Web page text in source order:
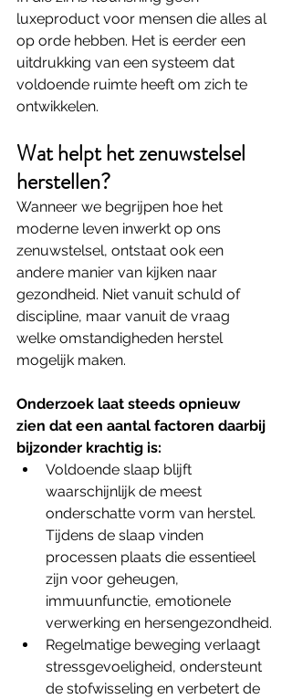
luxeproduct voor mensen die alles al
op orde hebben. Het is eerder een
uitdrukking van een systeem dat
voldoende ruimte heeft om zich te
ontwikkelen.
Wat helpt het zenuwstelsel
herstellen?
Wanneer we begrijpen hoe het
moderne leven inwerkt op ons
zenuwstelsel, ontstaat ook een
andere manier van kijken naar
gezondheid. Niet vanuit schuld of
discipline, maar vanuit de vraag
welke omstandigheden herstel
mogelijk maken.
Onderzoek laat steeds opnieuw
zien dat een aantal factoren daarbij
bijzonder krachtig is:
Voldoende slaap blijft
waarschijnlijk de meest
onderschatte vorm van herstel.
Tijdens de slaap vinden
processen plaats die essentieel
zijn voor geheugen,
immuunfunctie, emotionele
verwerking en hersengezondheid.
Regelmatige beweging verlaagt
stressgevoeligheid, ondersteunt
de stofwisseling en verbetert de